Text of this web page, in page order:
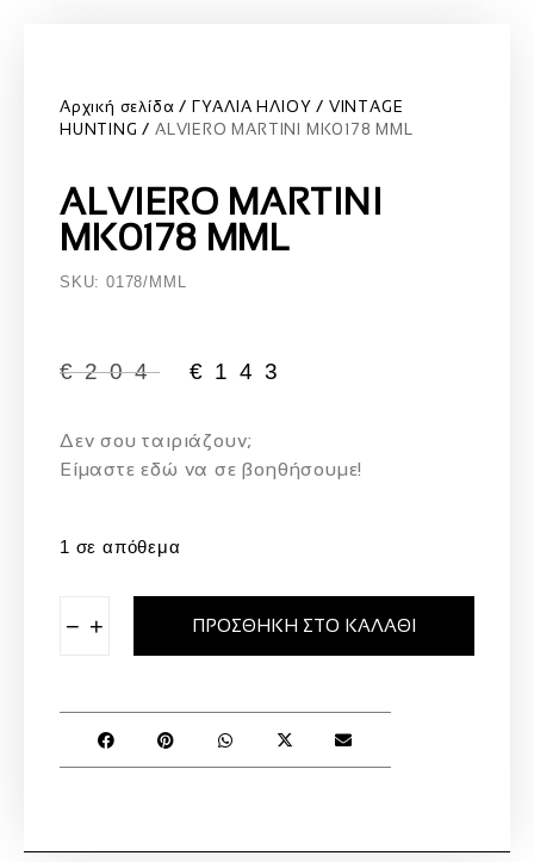
Αρχική σελίδα ΓΥΑΛΙΑ ΗΛΙΟΥ
VINTAGE
HUNTING
ALVIERO MARTINI MK0178 MML
ALVIERO MARTINI
MK0178 MML
SKU: 0178/MML
€204 € 143
Δεν σου ταιριάζουν;
Eίμαστε εδώ να σε βοηθήσουμε!
1 σε απόθεμα
− + ΠΡΟΣΘΉΚΗ ΣΤΟ ΚΑΛΆΘΙ